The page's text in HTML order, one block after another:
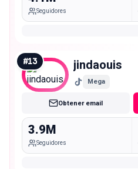
Seguidores
#13 jindaouis
Mega
Obtener email
3.9M
Seguidores